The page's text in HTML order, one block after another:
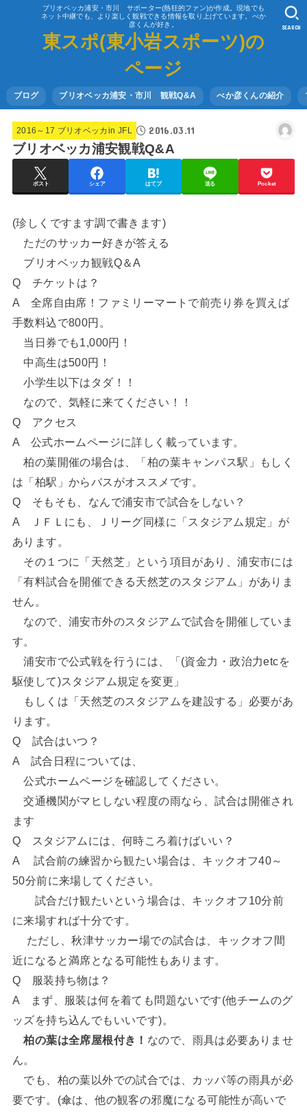
ブリオベッカ浦安・市川 サポーター(熱狂的ファン)が作成。現地でも
ネット中継でも、より楽しく観戦できる情報を取り上げています。べか
彦くんが好き。
東スポ(東小岩スポーツ)の
ページ
ブログ ブリオベッカ浦安・市川 観戦Q&A べか彦くんの紹介
SEARCH
2016～17 ブリオベッカin JFL 2016.03.11
ブリオベッカ浦安観戦Q&A
ポスト シェア はてブ 送る Pocket
(珍しくですます調で書きます)
ただのサッカー好きが答える
ブリオベッカ観戦Q＆A
Q チケットは？
A 全席自由席！ファミリーマートで前売り券を買えば
手数料込で800円。
当日券でも1,000円！
中高生は500円！
小学生以下はタダ！！
なので、気軽に来てください！！
Q アクセス
A 公式ホームページに詳しく載っています。
柏の葉開催の場合は、「柏の葉キャンパス駅」もしく
は「柏駅」からバスがオススメです。
Q そもそも、なんで浦安市で試合をしない？
A ＪＦＬにも、Ｊリーグ同様に「スタジアム規定」が
あります。
その１つに「天然芝」という項目があり、浦安市には
「有料試合を開催できる天然芝のスタジアム」がありま
せん。
なので、浦安市外のスタジアムで試合を開催していま
す。
浦安市で公式戦を行うには、「(資金力・政治力etcを
駆使して)スタジアム規定を変更」
もしくは「天然芝のスタジアムを建設する」必要があ
ります。
Q 試合はいつ？
A 試合日程については、
公式ホームページを確認してください。
交通機関がマヒしない程度の雨なら、試合は開催され
ます
Q スタジアムには、何時ころ着けばいい？
A 試合前の練習から観たい場合は、キックオフ40～
50分前に来場してください。
試合だけ観たいという場合は、キックオフ10分前
に来場すれば十分です。
ただし、秋津サッカー場での試合は、キックオフ間
近になると満席となる可能性もあります。
Q 服装持ち物は？
A まず、服装は何を着ても問題ないです(他チームのグ
ッズを持ち込んでもいいです)。
柏の葉は全席屋根付き！ なので、雨具は必要ありませ
ん。
でも、柏の葉以外での試合では、カッパ等の雨具が必
要です。(傘は、他の観客の邪魔になる可能性が高いで